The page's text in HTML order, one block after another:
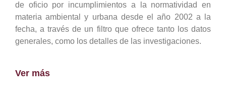
de oficio por incumplimientos a la normatividad en
materia ambiental y urbana desde el año 2002 a la
fecha, a través de un filtro que ofrece tanto los datos
generales, como los detalles de las investigaciones.
Ver más